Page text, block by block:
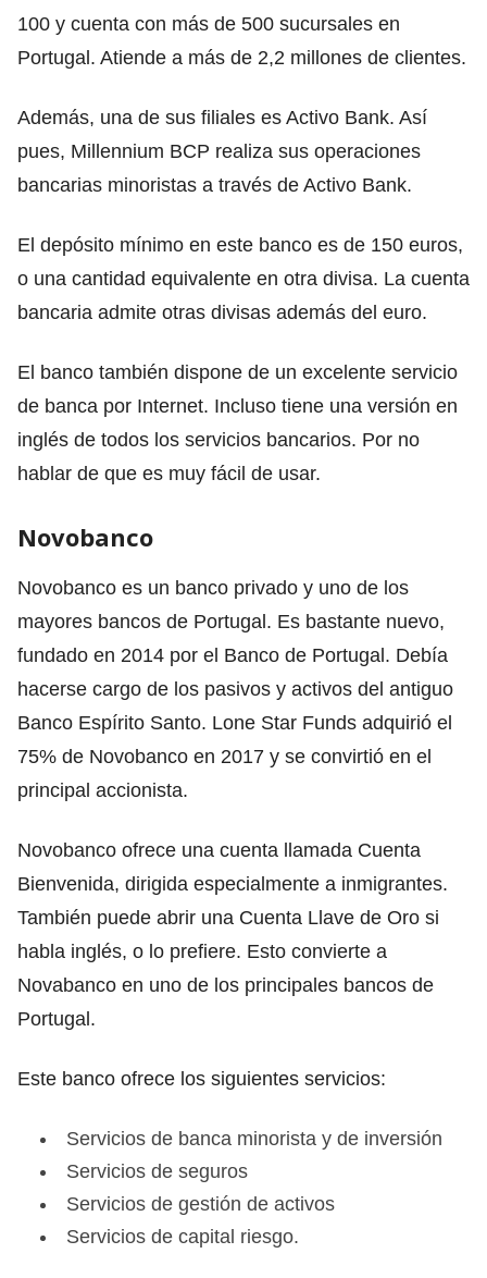
100 y cuenta con más de 500 sucursales en
Portugal. Atiende a más de 2,2 millones de clientes.
Además, una de sus filiales es Activo Bank. Así
pues, Millennium BCP realiza sus operaciones
bancarias minoristas a través de Activo Bank.
El depósito mínimo en este banco es de 150 euros,
o una cantidad equivalente en otra divisa. La cuenta
bancaria admite otras divisas además del euro.
El banco también dispone de un excelente servicio
de banca por Internet. Incluso tiene una versión en
inglés de todos los servicios bancarios. Por no
hablar de que es muy fácil de usar.
Novobanco
Novobanco es un banco privado y uno de los
mayores bancos de Portugal. Es bastante nuevo,
fundado en 2014 por el Banco de Portugal. Debía
hacerse cargo de los pasivos y activos del antiguo
Banco Espírito Santo. Lone Star Funds adquirió el
75% de Novobanco en 2017 y se convirtió en el
principal accionista.
Novobanco ofrece una cuenta llamada Cuenta
Bienvenida, dirigida especialmente a inmigrantes.
También puede abrir una Cuenta Llave de Oro si
habla inglés, o lo prefiere. Esto convierte a
Novabanco en uno de los principales bancos de
Portugal.
Este banco ofrece los siguientes servicios:
Servicios de banca minorista y de inversión
Servicios de seguros
Servicios de gestión de activos
Servicios de capital riesgo.